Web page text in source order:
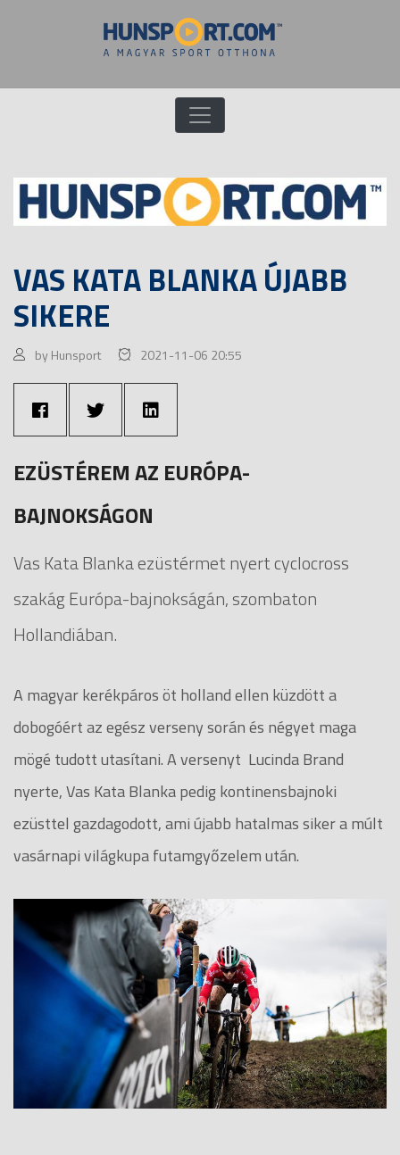
VAS KATA BLANKA ÚJABB
SIKERE
by Hunsport 2021-11-06 20:55
EZÜSTÉREM AZ EURÓPA-
BAJNOKSÁGON
Vas Kata Blanka ezüstérmet nyert cyclocross
szakág Európa-bajnokságán, szombaton
Hollandiában.
A magyar kerékpáros öt holland ellen küzdött a
dobogóért az egész verseny során és négyet maga
mögé tudott utasítani. A versenyt Lucinda Brand
nyerte, Vas Kata Blanka pedig kontinensbajnoki
ezüsttel gazdagodott, ami újabb hatalmas siker a múlt
vasárnapi világkupa futamgyőzelem után.